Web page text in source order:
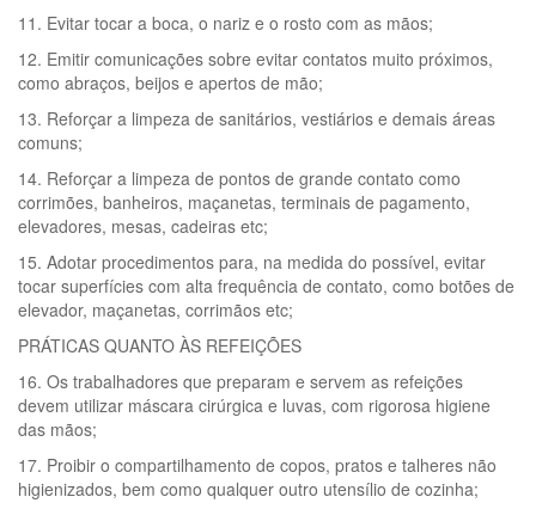
11. Evitar tocar a boca, o nariz e o rosto com as mãos;
12. Emitir comunicações sobre evitar contatos muito próximos,
como abraços, beijos e apertos de mão;
13. Reforçar a limpeza de sanitários, vestiários e demais áreas
comuns;
14. Reforçar a limpeza de pontos de grande contato como
corrimões, banheiros, maçanetas, terminais de pagamento,
elevadores, mesas, cadeiras etc;
15. Adotar procedimentos para, na medida do possível, evitar
tocar superfícies com alta frequência de contato, como botões de
elevador, maçanetas, corrimãos etc;
PRÁTICAS QUANTO ÀS REFEIÇÕES
16. Os trabalhadores que preparam e servem as refeições
devem utilizar máscara cirúrgica e luvas, com rigorosa higiene
das mãos;
17. Proibir o compartilhamento de copos, pratos e talheres não
higienizados, bem como qualquer outro utensílio de cozinha;